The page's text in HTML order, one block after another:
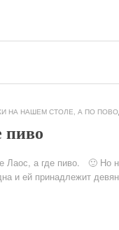
НА НАШЕМ СТОЛЕ, А ПО
пиво
Лаос, а где пиво. 🙂 Но
и ей принадлежит